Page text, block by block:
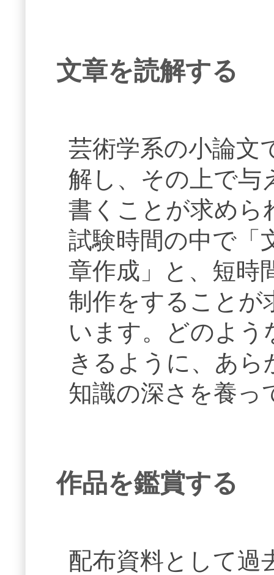
文章を読解する
芸術学系の小論文
解し、その上で与
書くことが求めら
試験時間の中で「
章作成」と、短時
制作をすることが
います。どのよう
きるように、あ
知識の深さを養っ
作品を鑑賞する
配布資料として過